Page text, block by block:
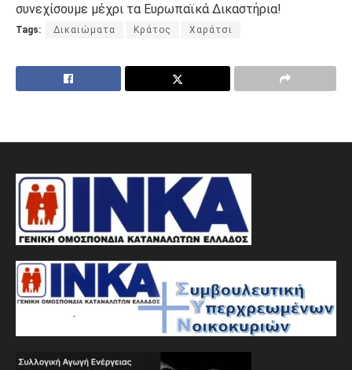
συνεχίσουμε μέχρι τα Ευρωπαϊκά Δικαστήρια!
Tags: Δικαιώματα Κράτος Χαράτσι